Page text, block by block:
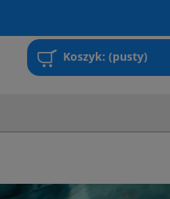
Koszyk: (pusty)